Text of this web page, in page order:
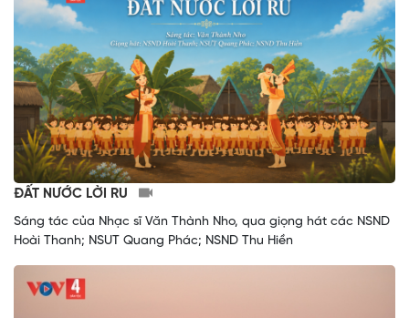
ĐẤT NƯỚC LỜI RU
Sáng tác của Nhạc sĩ Văn Thành Nho, qua giọng hát các NSND
Hoài Thanh; NSUT Quang Phác; NSND Thu Hiền